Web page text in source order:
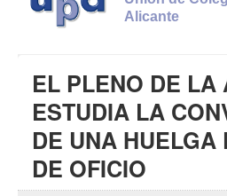
Alicante
Socios
Estatutos
Documentos
EL PLENO DE LA
ESTUDIA LA
DE UNA HUELGA
DE OFICIO